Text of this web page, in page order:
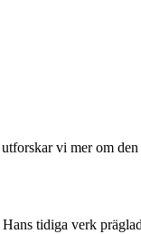
vi mer om
tidiga verk